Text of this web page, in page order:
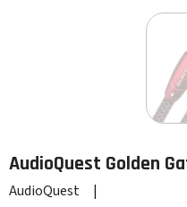
AudioQuest Golden
AudioQuest |